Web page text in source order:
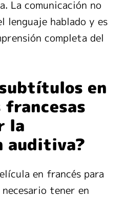
La comunicación no
lenguaje hablado y es
completa del
en
francesas
la
auditiva?
en francés para
tener en